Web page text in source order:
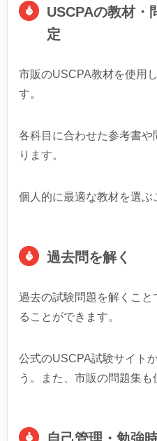
USCPAの教材・
定
市販のUSCPA教材を使用
す。
各科目に合わせた参考書
ります。
個人的に最適な教材を選ぶ
過去問を解く
過去の試験問題を解くこ
ることができます。
公式のUSCPA試験サイト
う。また、市販の問題集も